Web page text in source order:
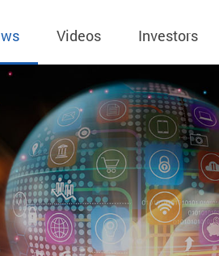
AC-DC
Low Voltage AC Input
Videos Investors
Stock Quotes
Dividend History
Spokesperson
利害關係人關注議題、溝